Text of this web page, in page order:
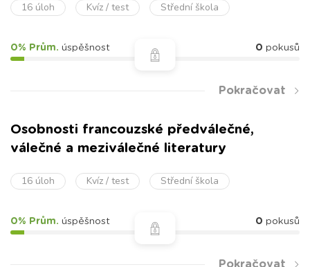
16 úloh Kvíz / test Střední škola
0% Prům. úspěšnost 0 pokusů
Pokračovat
Osobnosti francouzské předválečné,
válečné a meziválečné literatury
16 úloh Kvíz / test Střední škola
0% Prům. úspěšnost 0 pokusů
Pokračovat